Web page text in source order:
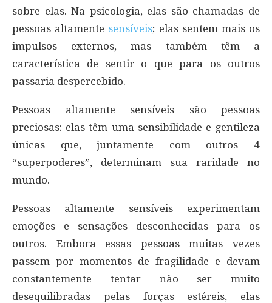
sobre elas. Na psicologia, elas são chamadas de
pessoas altamente sensíveis; elas sentem mais os
impulsos externos, mas também têm a
característica de sentir o que para os outros
passaria despercebido.
Pessoas altamente sensíveis são pessoas
preciosas: elas têm uma sensibilidade e gentileza
únicas que, juntamente com outros 4
“superpoderes”, determinam sua raridade no
mundo.
Pessoas altamente sensíveis experimentam
emoções e sensações desconhecidas para os
outros. Embora essas pessoas muitas vezes
passem por momentos de fragilidade e devam
constantemente tentar não ser muito
desequilibradas pelas forças estéreis, elas